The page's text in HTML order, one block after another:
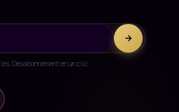
Désabonnement en un clic.